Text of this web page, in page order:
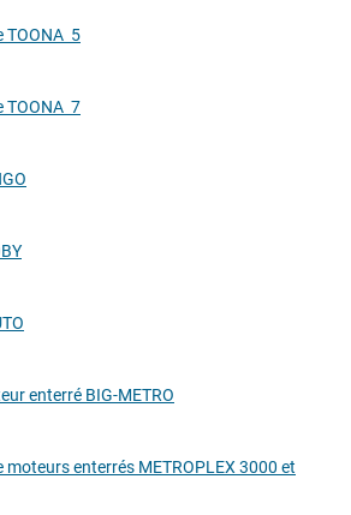
TOONA 5
TOONA 7
enterré BIG-METRO
moteurs enterrés METROPLEX 3000 et